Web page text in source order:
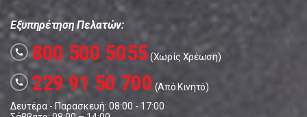
Εξυπηρέτηση Πελατών:
call 800 500 5055(Χωρίς Χρέωση)
call 229 91 50 700 (Από Κινητό)
Δευτέρα - Παρασκευή: 08:00 - 17:00